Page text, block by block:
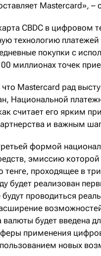
Mastercard», –
CBDC в цифровом
технологию
покупки с
миллионах точек
Mastercard рад
Национальной
считает его ярким
и важным
формой
эмиссию
проходящее в
будет реализован
проводиться
будет введена
применения
новых